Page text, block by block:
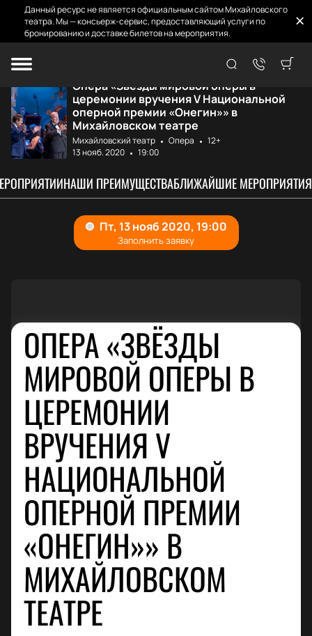
Данный ресурс не является официальным сайтом Михайловского
театра. Мы — консьерж-сервис, предоставляющий услуги по
бронированию и доставке билетов на мероприятия.
Главная
Опера «Звёзды мировой оперы в
церемонии вручения V Национальной
оперной премии «Онегин»» в
Михайловском театре
Михайловский театр Опера
12+
13 нояб. 2020
19:00
НАШИ ПРЕИМУЩЕСТВАБЛИЖАЙШИЕ МЕРОПРИЯТИЯ
ОПЕРА «ЗВЁЗДЫ
МИРОВОЙ ОПЕРЫ В
ЦЕРЕМОНИИ
ВРУЧЕНИЯ V
НАЦИОНАЛЬНОЙ
ОПЕРНОЙ ПРЕМИИ
«ОНЕГИН»» В
МИХАЙЛОВСКОМ
ТЕАТРЕ